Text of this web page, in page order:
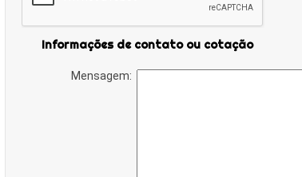
Informações de contato ou cotação
Mensagem: